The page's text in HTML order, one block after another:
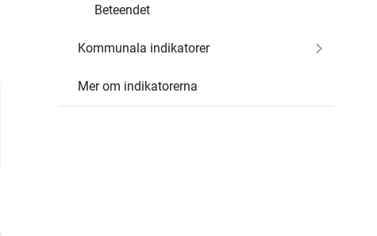
Beteendet
Kommunala indikatorer
Mer om indikatorerna